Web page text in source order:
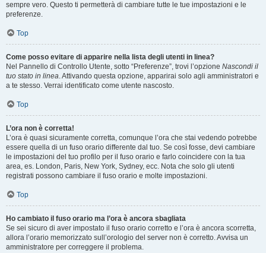
sempre vero. Questo ti permetterà di cambiare tutte le tue impostazioni e le
preferenze.
Top
Come posso evitare di apparire nella lista degli utenti in linea?
Nel Pannello di Controllo Utente, sotto “Preferenze”, trovi l’opzione Nascondi il
tuo stato in linea. Attivando questa opzione, apparirai solo agli amministratori e
a te stesso. Verrai identificato come utente nascosto.
Top
L’ora non è corretta!
L’ora è quasi sicuramente corretta, comunque l’ora che stai vedendo potrebbe
essere quella di un fuso orario differente dal tuo. Se così fosse, devi cambiare
le impostazioni del tuo profilo per il fuso orario e farlo coincidere con la tua
area, es. London, Paris, New York, Sydney, ecc. Nota che solo gli utenti
registrati possono cambiare il fuso orario e molte impostazioni.
Top
Ho cambiato il fuso orario ma l’ora è ancora sbagliata
Se sei sicuro di aver impostato il fuso orario corretto e l’ora è ancora scorretta,
allora l’orario memorizzato sull’orologio del server non è corretto. Avvisa un
amministratore per correggere il problema.